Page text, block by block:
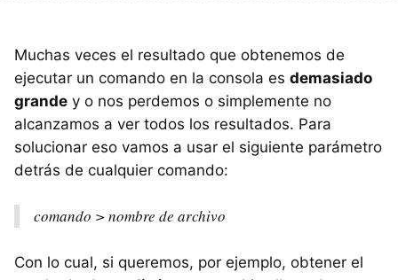
Muchas veces el resultado que obtenemos de
ejecutar un comando en la consola es demasiado
grande y o nos perdemos o simplemente no
alcanzamos a ver todos los resultados. Para
solucionar eso vamos a usar el siguiente parámetro
detrás de cualquier comando:
comando > nombre de archivo
Con lo cual, si queremos, por ejemplo, obtener el